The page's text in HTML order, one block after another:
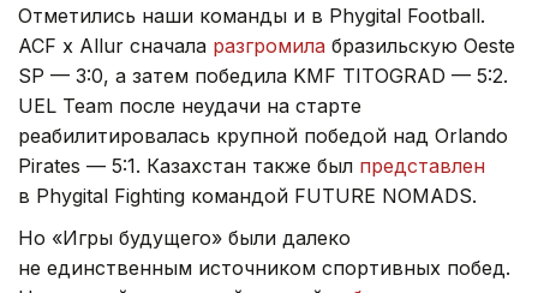
Отметились наши команды и в Phygital Football.
ACF x Allur сначала разгромила бразильскую Oeste
SP — 3:0, а затем победила KMF TITOGRAD — 5:2.
UEL Team после неудачи на старте
реабилитировалась крупной победой над Orlando
Pirates — 5:1. Казахстан также был представлен
в Phygital Fighting командой FUTURE NOMADS.
Но «Игры будущего» были далеко
не единственным источником спортивных побед.